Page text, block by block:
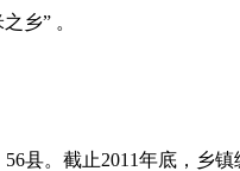
乡” 。
县。截止2011年底，乡